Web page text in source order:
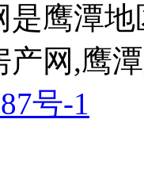
是鹰潭
网,鹰
号-1